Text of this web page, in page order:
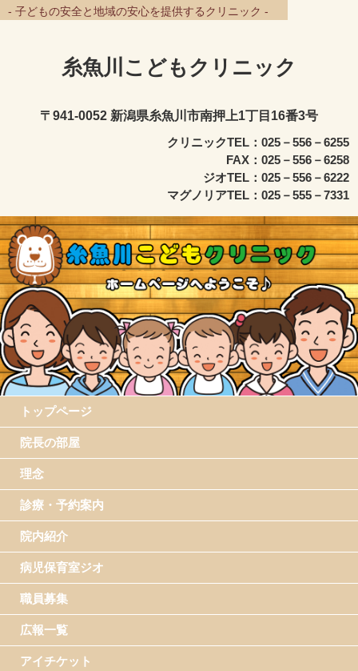
- 子どもの安全と地域の安心を提供するクリニック -
糸魚川こどもクリニック
〒941-0052 新潟県糸魚川市南押上1丁目16番3号
クリニックTEL：025－556－6255
FAX：025－556－6258
ジオTEL：025－556－6222
マグノリアTEL：025－555－7331
トップページ
院長の部屋
理念
診療・予約案内
院内紹介
病児保育室ジオ
職員募集
広報一覧
アイチケット